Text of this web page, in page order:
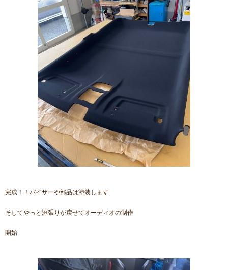
完成！！バイザーや部品は塗装します
そしてやっと淵張りが戻せてオーディオの制作
開始